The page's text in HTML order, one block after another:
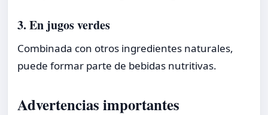
3. En jugos verdes
Combinada con otros ingredientes naturales,
puede formar parte de bebidas nutritivas.
Advertencias importantes